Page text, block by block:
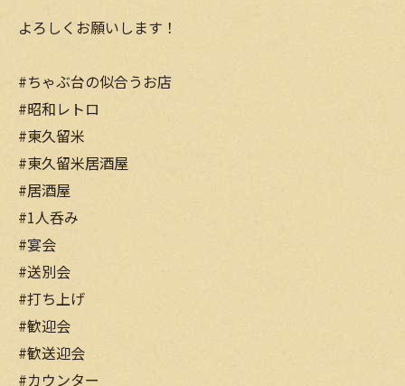
よろしくお願いします！
#ちゃぶ台の似合うお店
#昭和レトロ
#東久留米
#東久留米居酒屋
#居酒屋
#1人呑み
#宴会
#送別会
#打ち上げ
#歓迎会
#歓送迎会
#カウンター